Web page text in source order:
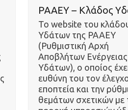
ΡΑΑΕΥ – Κλάδος
Το website του
Υδάτων της ΡΑΑΕΥ
(Ρυθμιστική Αρχή
Αποβλήτων Ενέργειας
Υδάτων), ο οποίος
ευθύνη του τον
εποπτεία και την
θεμάτων σχετικών με